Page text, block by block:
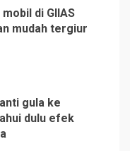
di GIIAS
mudah tergiur
gula ke
dulu efek